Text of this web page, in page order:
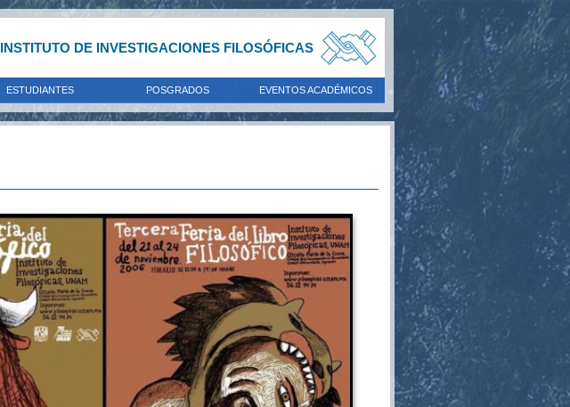
INSTITUTO DE INVESTIGACIONES FILOSÓFICAS
ESTUDIANTES POSGRADOS EVENTOS ACADÉMICOS